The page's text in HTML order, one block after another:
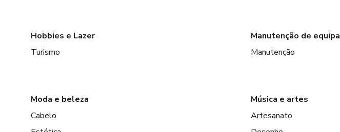
Hobbies e Lazer
Turismo
Manutenção de
Manutenção
Moda e beleza
Cabelo
Música e artes
Artesanato